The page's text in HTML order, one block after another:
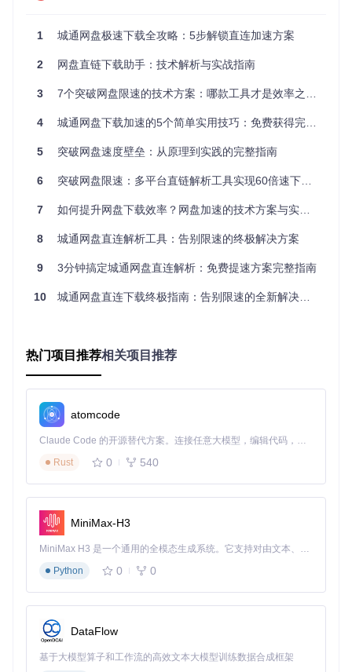
包，使用普通下载方式需要3小时，而会员用户则只需20分
方案解构：本地解析技术的工作原理
技术原理解析：从"中转运输"到"直达航线"
传统网盘下载如同乘坐公共汽车，所有乘客（文件请求）必须
经过固定站点（网盘服务器）中转，导致高峰期拥堵。ctfileG
析文件链接，绕过中间服务器，实现与文件源头的直接连接。
1. 本地处理架构：数据不出浏览器
工具的所有解析过程都在本地浏览器中完成，就像在自家保险
箱中处理重要文件，无需将链接和提取码上传至第三方服务
2. 智能链接处理：错误修复与格式优化
成功率约80%。这相当于拥有一位自动纠错的助理，减少因链
接问题导致的解析失败。
统和设备上都能保持一致的使用体验。
操作流程：三步实现高效下载
目标：获取工具并完成首次解析
预期结果：本地获得完整的工具文件目录
启动应用
1 城通网盘极速下载全攻略：5步解锁直连加速方案
2 网盘直链下载助手：技术解析与实战指南
3 7个突破网盘限速的技术方案：哪款工具才是效率之王？
4 城通网盘下载加速的5个简单实用技巧：免费获得完整解决方案
5 突破网盘速度壁垒：从原理到实践的完整指南
6 突破网盘限速：多平台直链解析工具实现60倍速下载全攻略
7 如何提升网盘下载效率？网盘加速的技术方案与实战指南
8 城通网盘直连解析工具：告别限速的终极解决方案
9 3分钟搞定城通网盘直连解析：免费提速方案完整指南
10 城通网盘直连下载终极指南：告别限速的全新解决方案
热门项目推荐相关项目推荐
atomcode
Claude Code 的开源替代方案。连接任意大模型，编辑代码，运行命令，自动验证 — 全自动执行。用 Rust 构建，极致性能。 ｜ An open-source alternative to Claude Code. Connect any LLM, edit code, run commands, and verify changes — autonomously. Built in Rust for speed. Get Started
Rust
0 540
MiniMax-H3
MiniMax H3 是一个通用的全模态生成系统。它支持对由文本、图像、视频和音频组成的多模态上下文进行统一理解，并能生成分辨率高达 2K、时长可达 15 秒的带原生立体声音频的视频。得益于面向任务泛化的系统设计，H3 在预训练阶段就已具备广泛的多模态上下文理解与生成能力，能够出色地执行复杂的多模态指令。
Python
0 0
DataFlow
基于大模型算子和工作流的高效文本大模型训练数据合成框架